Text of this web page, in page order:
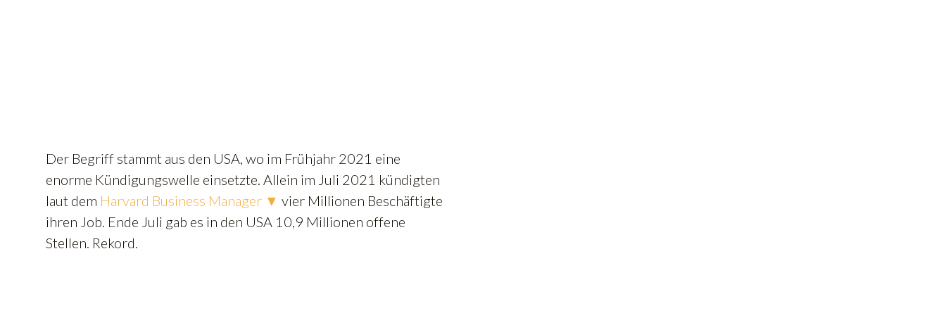
Der Begriff stammt aus den USA, wo im Frühjahr 2021 eine
enorme Kündigungswelle einsetzte. Allein im Juli 2021 kündigten
laut dem Harvard Business Manager ▼ vier Millionen Beschäftigte
ihren Job. Ende Juli gab es in den USA 10,9 Millionen offene
Stellen. Rekord.